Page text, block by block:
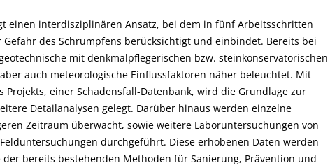
einen interdisziplinären Ansatz, bei dem in fünf Arbeitsschritten
des Schrumpfens berücksichtigt und einbindet. Bereits bei
mit denkmalpflegerischen bzw. steinkonservatorischen
auch meteorologische Einflussfaktoren näher beleuchtet. Mit
Projekts, einer Schadensfall-Datenbank, wird die Grundlage zur
Detailanalysen gelegt. Darüber hinaus werden einzelne
Zeitraum überwacht, sowie weitere Laboruntersuchungen von
durchgeführt. Diese erhobenen Daten werden
bereits bestehenden Methoden für Sanierung, Prävention und